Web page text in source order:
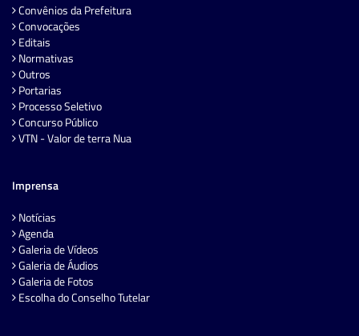
Convênios da Prefeitura
Convocações
Editais
Normativas
Outros
Portarias
Processo Seletivo
Concurso Público
VTN - Valor de terra Nua
Imprensa
Notícias
Agenda
Galeria de Vídeos
Galeria de Áudios
Galeria de Fotos
Escolha do Conselho Tutelar